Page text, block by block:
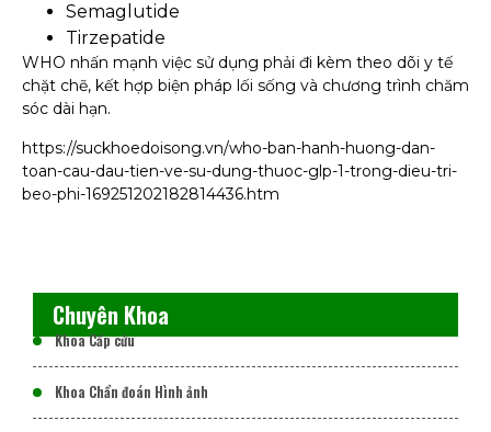
Semaglutide
Tirzepatide
WHO nhấn mạnh việc sử dụng phải đi kèm theo dõi y tế
chặt chẽ, kết hợp biện pháp lối sống và chương trình chăm
sóc dài hạn.
https://suckhoedoisong.vn/who-ban-hanh-huong-dan-
toan-cau-dau-tien-ve-su-dung-thuoc-glp-1-trong-dieu-tri-
beo-phi-169251202182814436.htm
Chuyên Khoa
Khoa Cấp cứu
Khoa Chẩn đoán Hình ảnh